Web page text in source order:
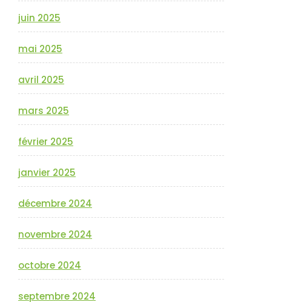
juin 2025
mai 2025
avril 2025
mars 2025
février 2025
janvier 2025
décembre 2024
novembre 2024
octobre 2024
septembre 2024